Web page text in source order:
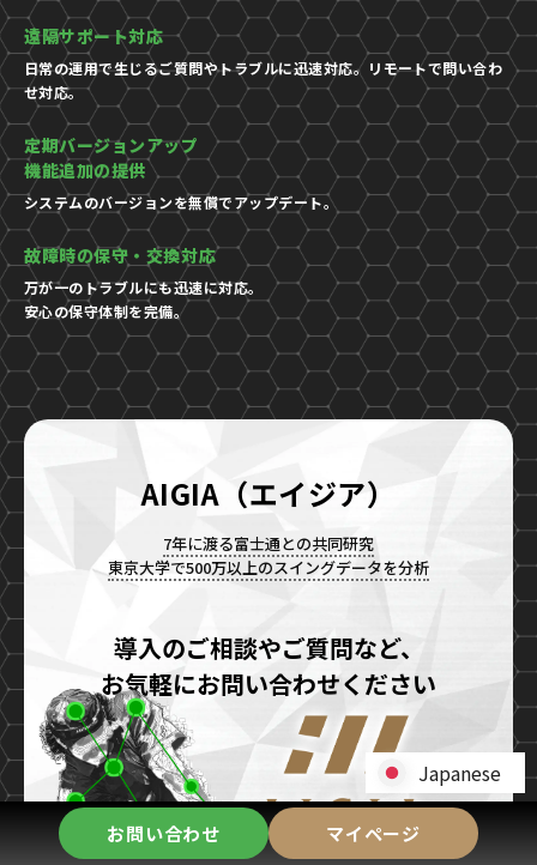
お問い合わせ マイページ
遠隔サポート対応
日常の運用で生じるご質問やトラブルに迅速対応。リモートで問い合わ
せ対応。
定期バージョンアップ
機能追加の提供
システムのバージョンを無償でアップデート。
故障時の保守・交換対応
万が一のトラブルにも迅速に対応。
安心の保守体制を完備。
AIGIA（エイジア）
7年に渡る富士通との共同研究
東京大学で500万以上のスイングデータを分析
導入のご相談やご質問など、
お気軽にお問い合わせください
Japanese
Japanese